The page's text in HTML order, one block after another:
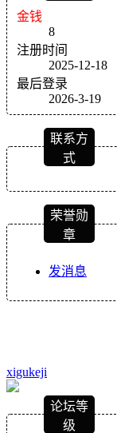
金钱
8
注册时间
2025-12-18
最后登录
2026-3-19
联系方
式
荣誉勋
章
发消息
xigukeji
论坛等
级